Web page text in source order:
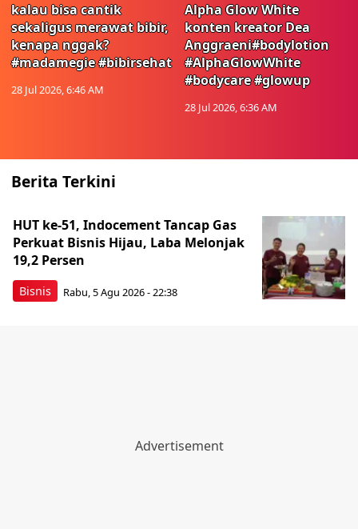
kalau bisa cantik
sekaligus merawat bibir,
kenapa nggak?
#madamegie #bibirsehat
28 Jul 2026, 6:46 AM
Alpha Glow White
konten kreator Dea
Anggraeni#bodylotion
#AlphaGlowWhite
#bodycare #glowup
28 Jul 2026, 6:36 AM
Berita Terkini
Bisnis
HUT ke-51, Indocement Tancap Gas
Perkuat Bisnis Hijau, Laba Melonjak
19,2 Persen
Rabu, 5 Agu 2026 - 22:38